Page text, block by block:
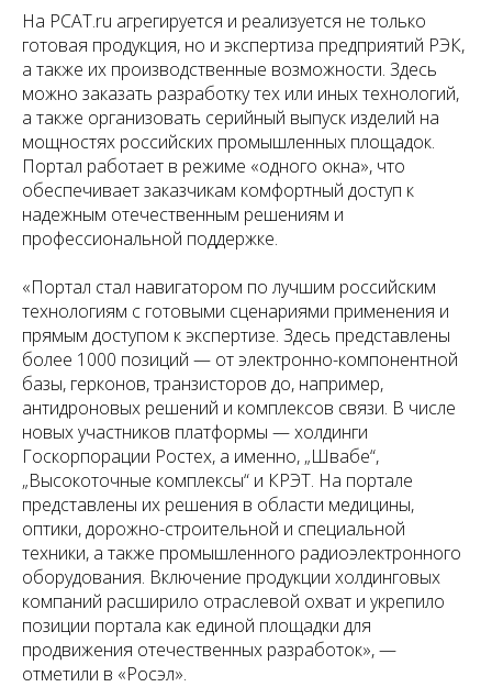
На PCAT.ru агрегируется и реализуется не только
готовая продукция, но и экспертиза предприятий РЭК,
а также их производственные возможности. Здесь
можно заказать разработку тех или иных технологий,
а также организовать серийный выпуск изделий на
мощностях российских промышленных площадок.
Портал работает в режиме «одного окна», что
обеспечивает заказчикам комфортный доступ к
надежным отечественным решениям и
профессиональной поддержке.
«Портал стал навигатором по лучшим российским
технологиям с готовыми сценариями применения и
прямым доступом к экспертизе. Здесь представлены
более 1000 позиций — от электронно-компонентной
базы, герконов, транзисторов до, например,
антидроновых решений и комплексов связи. В числе
новых участников платформы — холдинги
Госкорпорации Ростех, а именно, „Швабе“,
„Высокоточные комплексы“ и КРЭТ. На портале
представлены их решения в области медицины,
оптики, дорожно-строительной и специальной
техники, а также промышленного радиоэлектронного
оборудования. Включение продукции холдинговых
компаний расширило отраслевой охват и укрепило
позиции портала как единой площадки для
продвижения отечественных разработок», —
отметили в «Росэл».